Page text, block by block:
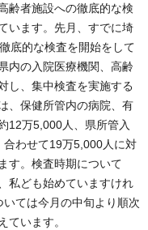
齢者施設への徹底的な検
います。先月、すでに埼
底的な検査を開始をして
内の入院医療機関、高齢
し、集中検査を実施する
、保健所管内の病院、有
12万5,000人、県所管入
わせて19万5,000人に対
す。検査時期について
私ども始めていますけれ
ては今月の中旬より順次
ています。